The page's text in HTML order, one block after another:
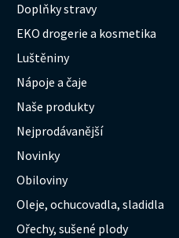
Doplňky stravy
EKO drogerie a kosmetika
Luštěniny
Nápoje a čaje
Naše produkty
Nejprodávanější
Novinky
Obiloviny
Oleje, ochucovadla, sladidla
Ořechy, sušené plody